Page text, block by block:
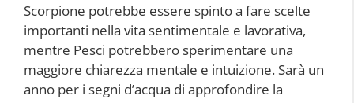
Scorpione potrebbe essere spinto a fare scelte
importanti nella vita sentimentale e lavorativa,
mentre Pesci potrebbero sperimentare una
maggiore chiarezza mentale e intuizione. Sarà un
anno per i segni d’acqua di approfondire la